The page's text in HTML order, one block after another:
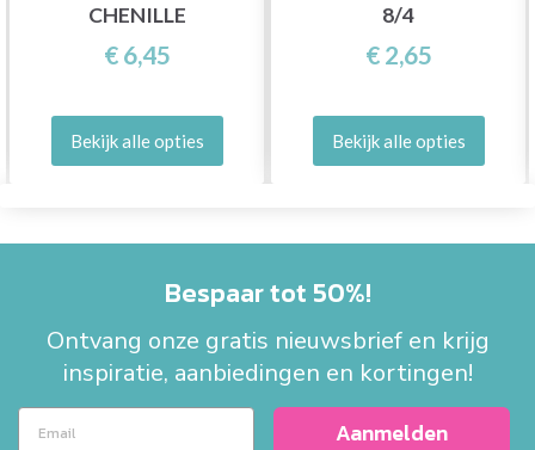
CHENILLE
€ 6,45
Bekijk alle opties
8/4
€ 2,65
Bekijk alle opties
Bespaar tot 50%!
Ontvang onze gratis nieuwsbrief en krijg
inspiratie, aanbiedingen en kortingen!
Aanmelden